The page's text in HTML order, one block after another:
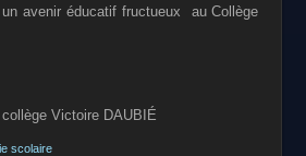
avenir éducatif fructueux au Collège
Victoire DAUBIÉ
scolaire